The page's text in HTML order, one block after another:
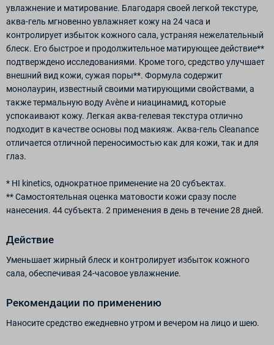
увлажнение и матирование. Благодаря своей легкой текстуре,
аква-гель мгновенно увлажняет кожу на 24 часа и
контролирует избыток кожного сала, устраняя нежелательный
блеск. Его быстрое и продолжительное матирующее действие**
подтверждено исследованиями. Кроме того, средство улучшает
внешний вид кожи, сужая поры**. Формула содержит
монолаурин, известный своими матирующими свойствами, а
также термальную воду Avène и ниацинамид, которые
успокаивают кожу. Легкая аква-гелевая текстура отлично
подходит в качестве основы под макияж. Аква-гель Cleanance
отличается отличной переносимостью как для кожи, так и для
глаз.
* HI kinetics, однократное применение на 20 субъектах.
** Самостоятельная оценка матовости кожи сразу после
нанесения. 44 субъекта. 2 применения в день в течение 28 дней.
Действие
Уменьшает жирный блеск и контролирует избыток кожного
сала, обеспечивая 24-часовое увлажнение.
Рекомендации по применению
Наносите средство ежедневно утром и вечером на лицо и шею.